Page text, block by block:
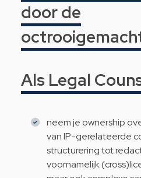
door de
Als Legal
neem je ownership
van IP-gerelateerde
structurering tot
voornamelijk